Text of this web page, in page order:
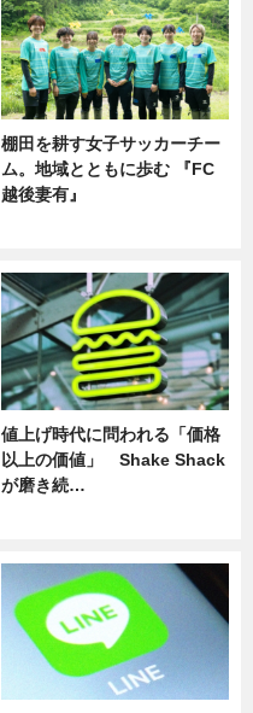
棚田を耕す女子サッカーチー
ム。地域とともに歩む 『FC
越後妻有』
値上げ時代に問われる「価格
以上の価値」 Shake Shack
が磨き続…